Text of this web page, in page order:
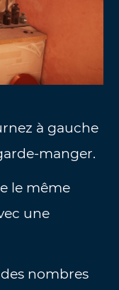
à gauche
manger.
le même
une
des nombres